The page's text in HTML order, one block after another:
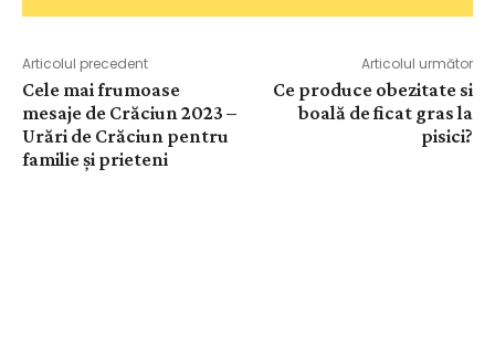
Articolul precedent
Cele mai frumoase
mesaje de Crăciun 2023 –
Urări de Crăciun pentru
familie și prieteni
Articolul următor
Ce produce obezitate si
boală de ficat gras la
pisici?